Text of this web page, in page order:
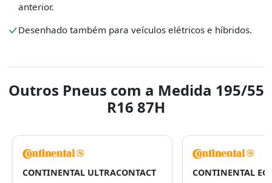
anterior.
Desenhado também para veículos elétricos e híbridos.
Outros Pneus com a Medida 195/55
R16 87H
CONTINENTAL ULTRACONTACT CONTINENTAL